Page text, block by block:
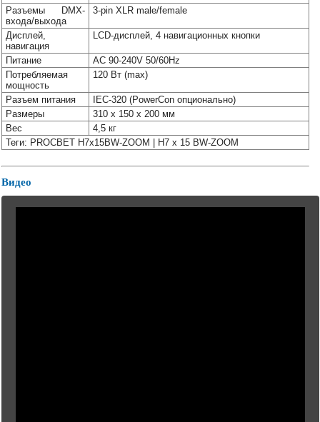
Разъемы DMX-
входа/выхода
3-pin XLR male/female
Дисплей,
навигация
LCD-дисплей, 4 навигационных кнопки
Питание
AC 90-240V 50/60Hz
Потребляемая
мощность
120 Вт (max)
Разъем питания
IEC-320 (PowerCon опционально)
Размеры
310 x 150 x 200 мм
Вес
4,5 кг
Теги: PROCBET H7x15BW-ZOOM | H7 x 15 BW-ZOOM
Видео